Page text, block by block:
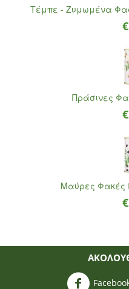
Τέμπε - Ζυμωμένα
€
Πράσινες
€
Μαύρες Φακές
€